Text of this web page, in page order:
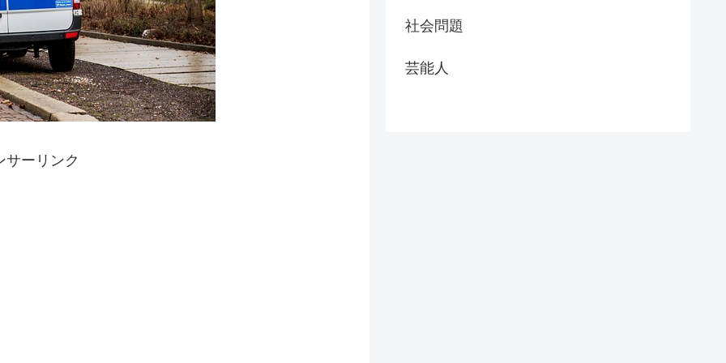
サーリンク
社会問題
芸能人